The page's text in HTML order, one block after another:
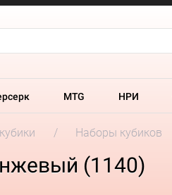
MTG НРИ
Наборы кубиков
(1140)